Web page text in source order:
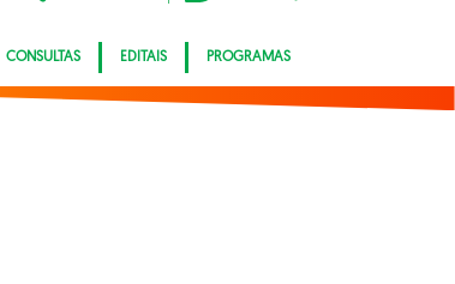
CONSULTAS EDITAIS PROGRAMAS